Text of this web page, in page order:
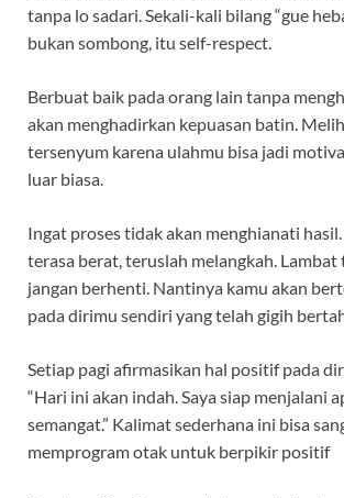
tanpa lo sadari. Sekali-kali bilang “gue
bukan sombong, itu self-respect.
Berbuat baik pada orang lain tanpa
akan menghadirkan kepuasan batin.
tersenyum karena ulahmu bisa jadi
luar biasa.
Ingat proses tidak akan menghianati
terasa berat, teruslah melangkah. Lambat
jangan berhenti. Nantinya kamu akan
pada dirimu sendiri yang telah gigih
Setiap pagi afirmasikan hal positif pada
“Hari ini akan indah. Saya siap menjalani
semangat.” Kalimat sederhana ini bisa
memprogram otak untuk berpikir positif